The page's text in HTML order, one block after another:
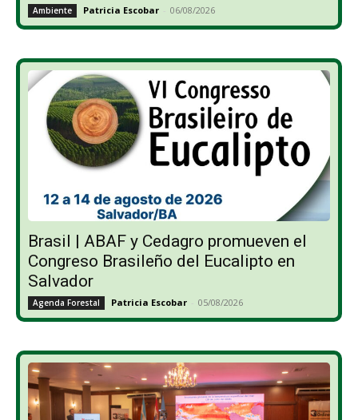
Ambiente Patricia Escobar - 06/08/2026
Brasil | ABAF y Cedagro promueven el
Congreso Brasileño del Eucalipto en
Salvador
Agenda Forestal Patricia Escobar - 05/08/2026